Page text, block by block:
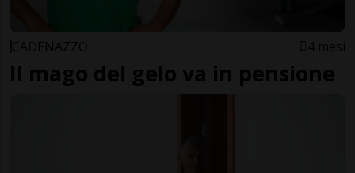
CADENAZZO 4 mesi
Il mago del gelo va in pensione